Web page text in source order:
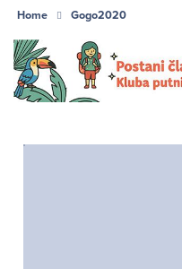
Home Gogo2020